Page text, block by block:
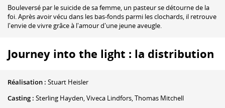
Bouleversé par le suicide de sa femme, un pasteur se détourne de la
foi. Après avoir vécu dans les bas-fonds parmi les clochards, il retrouve
l'envie de vivre grâce à l'amour d'une jeune aveugle.
Journey into the light : la distribution
Réalisation : Stuart Heisler
Casting : Sterling Hayden,Viveca Lindfors,Thomas Mitchell